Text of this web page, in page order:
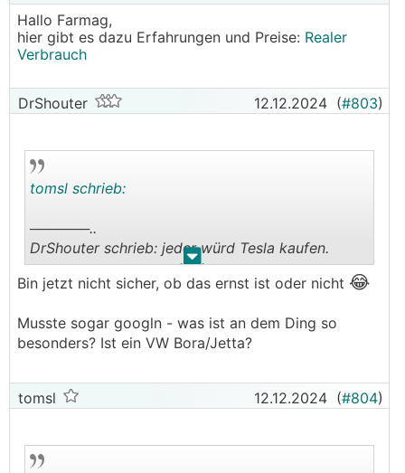
Hallo Farmag,
hier gibt es dazu Erfahrungen und Preise: Realer
Verbrauch
DrShouter 12.12.2024 (#803)
. .
tomsl schrieb:
──────..
DrShouter schrieb: jeder würd Tesla kaufen.
───────────────
Ich warte noch immer auf einen elektrifizierten
Bin jetzt nicht sicher, ob das ernst ist oder nicht 😂
Musste sogar googln - was ist an dem Ding so
besonders? Ist ein VW Bora/Jetta?
tomsl 12.12.2024 (#804)